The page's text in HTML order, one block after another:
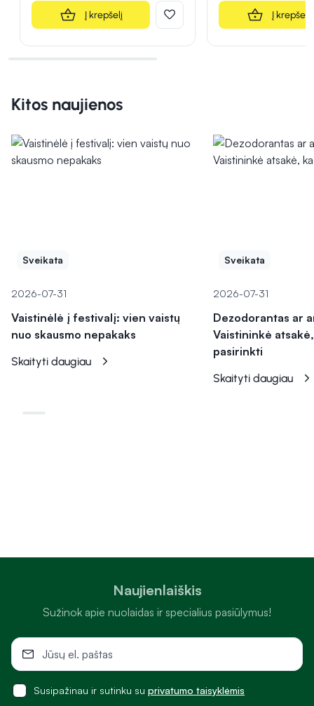
Į krepšelį Į krepšelį
Kitos naujienos
Sveikata
2026-07-31
Vaistinėlė į festivalį: vien vaistų
nuo skausmo nepakaks
Skaityti daugiau
Sveikata
2026-07-31
Dezodorantas ar
Vaistininkė
pasirinkti
Skaityti daugiau
Naujienlaiškis
Sužinok apie nuolaidas ir specialius pasiūlymus!
Susipažinau ir sutinku su privatumo taisyklėmis